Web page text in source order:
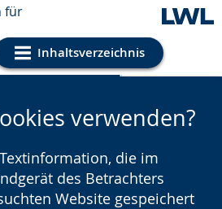
für
Inhaltsverzeichnis
Einstellungen
verwenden?
die im
des Betrachters
Website gespeichert